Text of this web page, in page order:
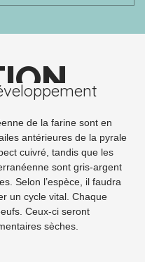
de la farine sont en
antérieures de la pyrale
cuivré, tandis que les
sont gris-argent
Selon l’espèce, il faudra
un cycle vital. Chaque
Ceux-ci seront
sèches.